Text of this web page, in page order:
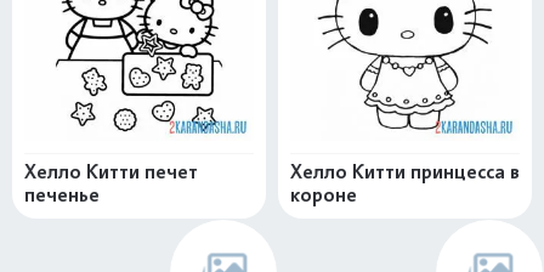
Хелло Китти печет
печенье
Хелло Китти принцесса в
короне